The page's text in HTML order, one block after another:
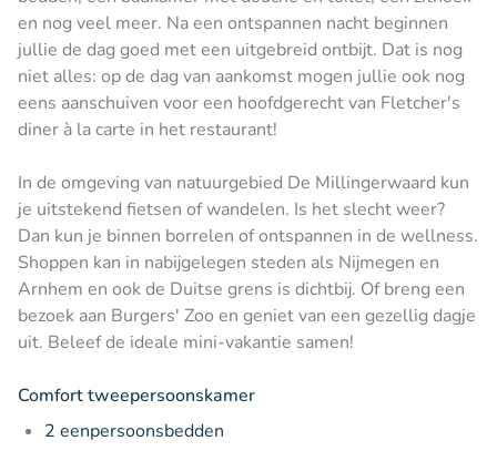
en nog veel meer. Na een ontspannen nacht beginnen
jullie de dag goed met een uitgebreid ontbijt. Dat is nog
niet alles: op de dag van aankomst mogen jullie ook nog
eens aanschuiven voor een hoofdgerecht van Fletcher's
diner à la carte in het restaurant!
In de omgeving van natuurgebied De Millingerwaard kun
je uitstekend fietsen of wandelen. Is het slecht weer?
Dan kun je binnen borrelen of ontspannen in de wellness.
Shoppen kan in nabijgelegen steden als Nijmegen en
Arnhem en ook de Duitse grens is dichtbij. Of breng een
bezoek aan Burgers' Zoo en geniet van een gezellig dagje
uit. Beleef de ideale mini-vakantie samen!
Comfort tweepersoonskamer
2 eenpersoonsbedden